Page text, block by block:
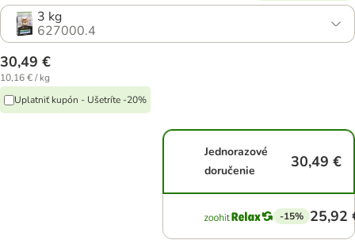
3 kg
627000.4
30,49 €
10,16 € / kg
Uplatniť kupón - Ušetríte -20%
Jednorazové
doručenie
30,49 €
-15% 25,92